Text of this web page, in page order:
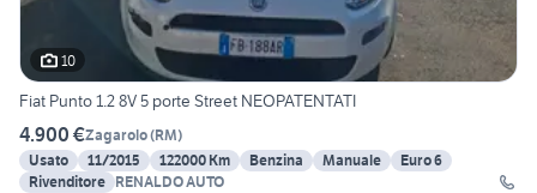
10
Fiat Punto 1.2 8V 5 porte Street NEOPATENTATI
4.900 €Zagarolo(RM)
Usato
11/2015 122000 Km Benzina Manuale
Euro 6
Rivenditore RENALDO AUTO